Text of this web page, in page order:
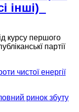
інші)
курсу першого
партії
чистої енергії